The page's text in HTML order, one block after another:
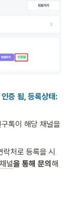
인증 됨, 등록상태:
톡이 해당 채널을
처로 등록을 시
널을 통해 문의 해